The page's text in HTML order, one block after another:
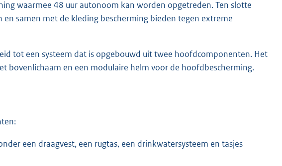
waarmee 48 uur autonoom kan worden opgetreden. Ten slotte
en samen met de kleding bescherming bieden tegen extreme
tot een systeem dat is opgebouwd uit twee hoofdcomponenten. Het
bovenlichaam en een modulaire helm voor de hoofdbescherming.
een draagvest, een rugtas, een drinkwatersysteem en tasjes